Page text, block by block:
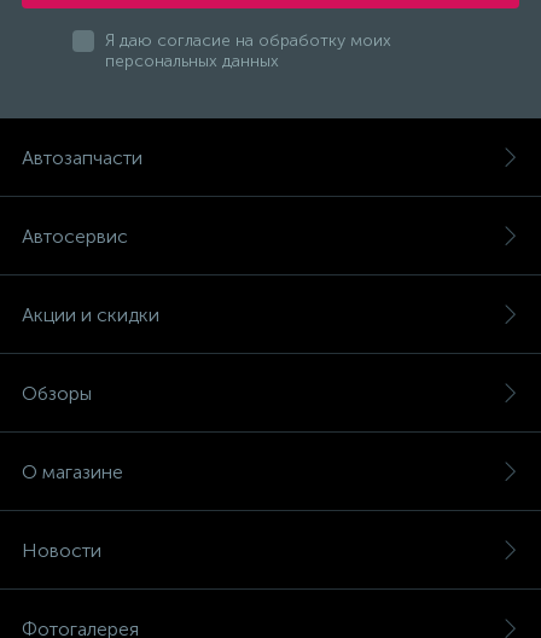
Я даю согласие на обработку моих
персональных данных
Автозапчасти
Автосервис
Акции и скидки
Обзоры
О магазине
Новости
Фотогалерея